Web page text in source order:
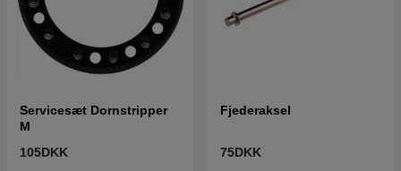
Servicesæt Dornstripper
M
105DKK
Fjederaksel
75DKK